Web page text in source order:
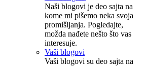
Naši blogovi je deo sajta na
kome mi pišemo neka svoja
promišljanja. Pogledajte,
možda nađete nešto što vas
interesuje.
Vaši blogovi
Vaši blogovi su deo sajta na